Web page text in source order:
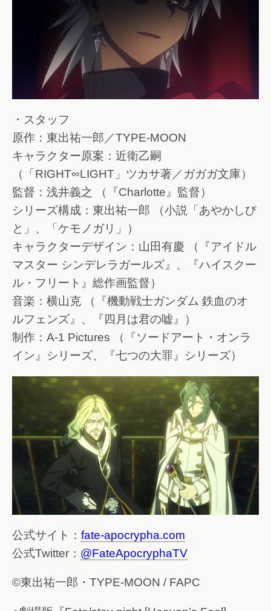
・スタッフ
原作：東出祐一郎／TYPE-MOON
キャラクター原案：近衛乙嗣
（「RIGHT∞LIGHT」ツカサ著／ガガガ文庫）
監督：浅井義之 （『Charlotte』監督）
シリーズ構成：東出祐一郎 （小説「あやかしび
と」、「ケモノガリ」）
キャラクターデザイン：山田有慶 （『アイドル
マスター シンデレラガールズ』、『ハイスクー
ル・フリート』総作画監督）
音楽：横山克 （『機動戦士ガンダム 鉄血のオ
ルフェンズ』、『四月は君の嘘』）
制作：A-1 Pictures （『ソードアート・オンラ
イン』シリーズ、『七つの大罪』シリーズ）
公式サイト： fate-apocrypha.com
公式Twitter： @FateApocryphaTV
©東出祐一郎・TYPE-MOON / FAPC